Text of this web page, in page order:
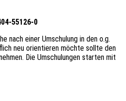
55126-0
nach einer Umschulung in den o.g.
neu orientieren möchte sollte den
Die Umschulungen starten mit